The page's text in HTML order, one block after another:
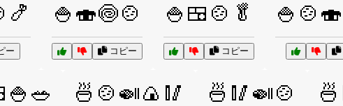
ー
🍚🍣🍥🍲
コピー
🍚🍱🍲🥬
コピー
🍜🍲🍛🍙🥢 🍜🥢🍛🍲